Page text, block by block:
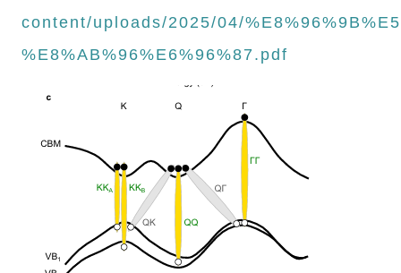
content/uploads/2025/04/
%E8%AB%96%E6%96%87.pdf